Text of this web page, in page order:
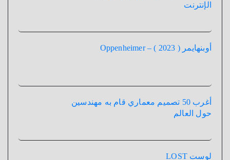
الإنترنت
أوبنهايمر ( 2023 ) – Oppenheimer
أغرب 50 تصميم معماري قام به مهندسين
حول العالم
لوست LOST